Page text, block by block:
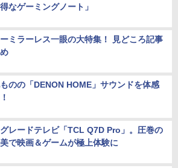
得なゲーミングノート」
ミラーレス一眼の大特集！ 見どころ記事
のの「DENON HOME」サウンドを体感
レードテレビ「TCL Q7D Pro」。圧巻の
で映画＆ゲームが極上体験に